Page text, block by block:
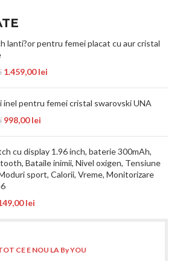
lanti?or pentru femei placat cu aur cristal
1.459,00lei
inel pentru femei cristal swarovski UNA
998,00lei
cu display 1.96 inch, baterie 300mAh,
Bataile inimii, Nivel oxigen, Tensiune
sport, Calorii, Vreme, Monitorizare
lei
CE E NOU LA By YOU